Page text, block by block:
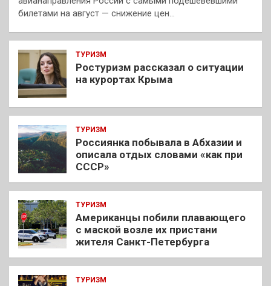
билетами на август — снижение цен…
ТУРИЗМ
Ростуризм рассказал о ситуации
на курортах Крыма
ТУРИЗМ
Россиянка побывала в Абхазии и
описала отдых словами «как при
СССР»
ТУРИЗМ
Американцы побили плавающего
с маской возле их пристани
жителя Санкт-Петербурга
ТУРИЗМ